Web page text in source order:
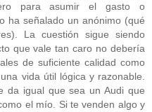
para asumir el gasto o
ha señalado un anónimo (qué
La cuestión sigue siendo
que vale tan caro no debería
de suficiente calidad como
vida útil lógica y razonable.
da igual que sea un Audi que
el mío. Si te venden algo y